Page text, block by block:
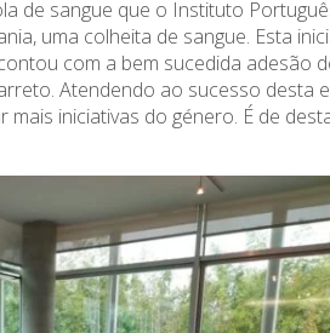
de sangue que o Instituto
uma colheita de sangue. Esta
com a bem sucedida
Atendendo ao sucesso desta
iniciativas do género. É de